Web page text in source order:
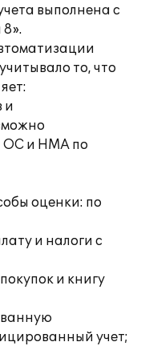
выполнена с
то, что
и
ОС и НМА по
оценки: по
и налоги с
и книгу
учет;